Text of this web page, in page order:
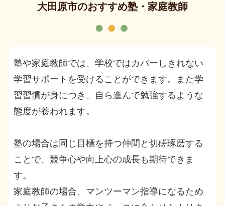
大田原市のおすすめ塾・家庭教師
塾や家庭教師では、学校ではカバーしきれない
学習サポートを受けることができます。また学
習習慣が身につき、自ら進んで勉強するような
態度が養われます。
塾の場合は同じ目標を持つ仲間と切磋琢磨する
ことで、競争心や向上心の成長も期待できま
す。
家庭教師の場合、マンツーマン指導になるため